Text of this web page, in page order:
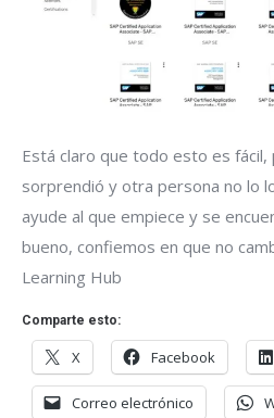
Está claro que todo esto es fácil,
sorprendió y otra persona no lo
ayude al que empiece y se
bueno, confiemos en que no
Learning Hub
Comparte esto:
X Facebook
Correo electrónico